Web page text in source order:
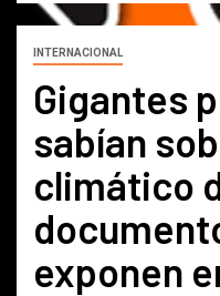
INTERNACIONAL
Gigantes
sabían
climático
exponen